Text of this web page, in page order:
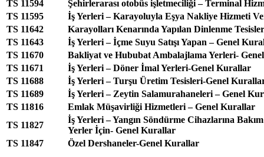
TS 11594
Şehirlerarası otobüs işletmeciliği – Terminal
TS 11595
İş Yerleri – Karayoluyla Eşya Nakliye Hizmeti
TS 11642
Karayolları Kenarında Yapılan Dinlenme
TS 11643
İş Yerleri – İçme Suyu Satışı Yapan – Genel
TS 11670
Bakliyat ve Hububat Ambalajlama Yerleri-
TS 11671
İş Yerleri – Döner İmal Yerleri-Genel Kurallar
TS 11688
İş Yerleri – Turşu Üretim Tesisleri-Genel
TS 11689
İş Yerleri – Zeytin Salamurahaneleri – Genel
TS 11816
Emlak Müşavirliği Hizmetleri – Genel Kurallar
TS 11827
İş Yerleri – Yangın Söndürme Cihazlarına
Yerler İçin- Genel Kurallar
TS 11847
Özel Dershaneler-Genel Kurallar